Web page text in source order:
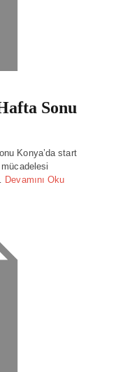
Sonu
Konya’da start
mücadelesi
Devamını Oku